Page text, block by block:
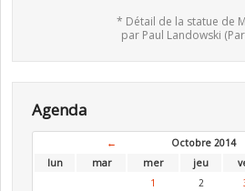
* Détail de la statue de
par Paul Landowski
Agenda
← Octobre 2014
lun
mar mer jeu
1
2